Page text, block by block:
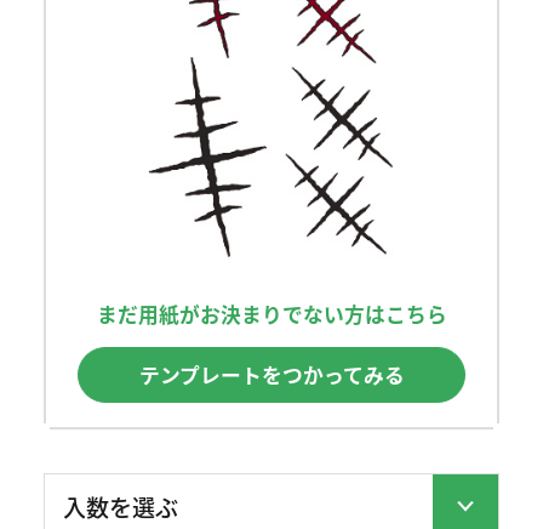
まだ用紙がお決まりでない方はこちら
テンプレートをつかってみる